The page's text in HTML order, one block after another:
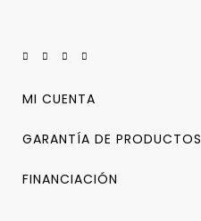
MI CUENTA
GARANTÍA DE PRODUCTOS
FINANCIACIÓN